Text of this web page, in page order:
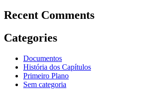
Recent Comments
Categories
Documentos
História dos Capítulos
Primeiro Plano
Sem categoria